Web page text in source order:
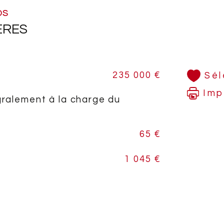
et
235 000 €
à la charge du
65 €
1 045 €